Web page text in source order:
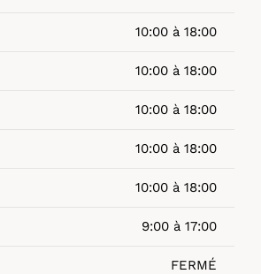
10:00 à 18:00
10:00 à 18:00
10:00 à 18:00
10:00 à 18:00
10:00 à 18:00
9:00 à 17:00
FERMÉ